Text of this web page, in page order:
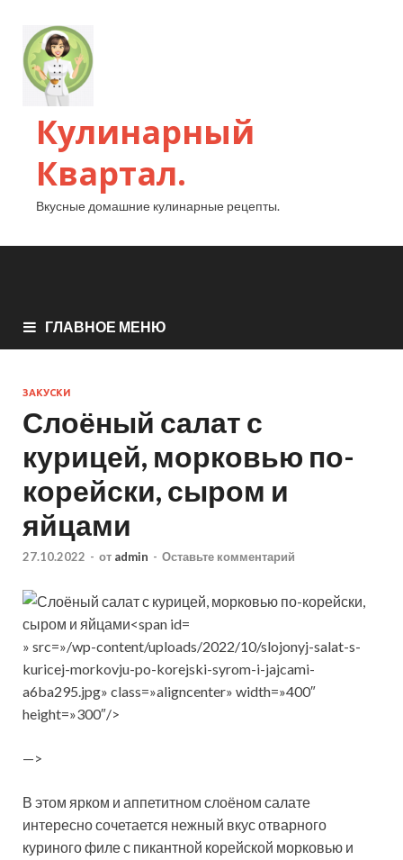
Кулинарный
Квартал.
Вкусные домашние кулинарные рецепты.
ГЛАВНОЕ МЕНЮ
ЗАКУСКИ
Слоёный салат с
курицей, морковью по-
корейски, сыром и
яйцами
27.10.2022 - от admin - Оставьте комментарий
» src=»/wp-content/uploads/2022/10/slojonyj-salat-s-
kuricej-morkovju-po-korejski-syrom-i-jajcami-
a6ba295.jpg» class=»aligncenter» width=»400″
height=»300″/>
—>
В этом ярком и аппетитном слоёном салате
интересно сочетается нежный вкус отварного
куриного филе с пикантной корейской морковью и